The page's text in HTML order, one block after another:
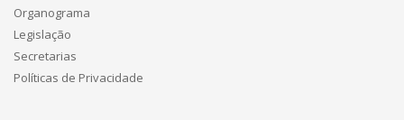
Organograma
Legislação
Secretarias
Políticas de Privacidade